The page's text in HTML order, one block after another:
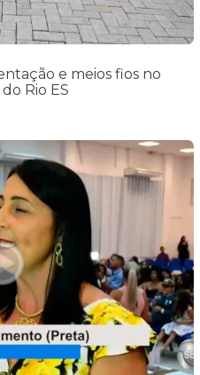
e meios fios no
Rio ES